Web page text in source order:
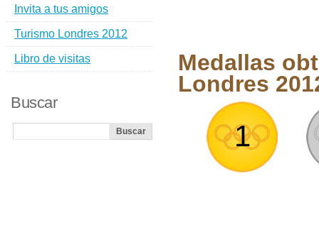
Medallas
Londres
1
Invita a tus amigos
Turismo Londres 2012
Libro de visitas
Buscar